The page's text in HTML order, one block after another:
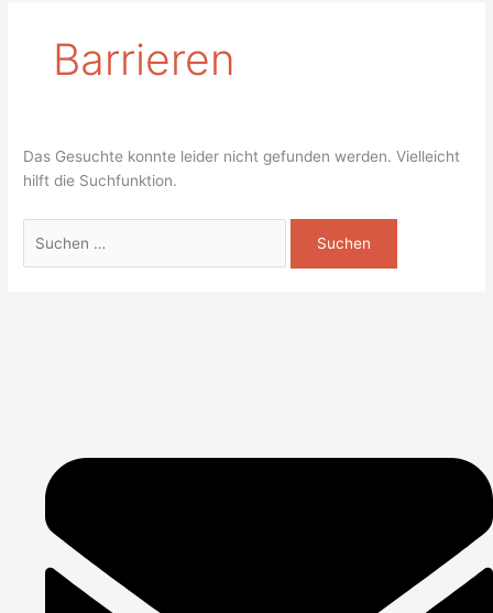
Barrieren
Das Gesuchte konnte leider nicht gefunden werden. Vielleicht
hilft die Suchfunktion.